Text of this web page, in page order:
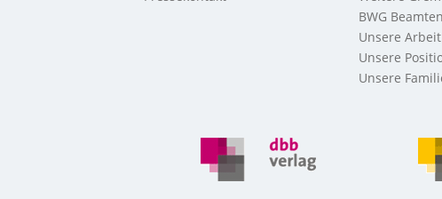
BWG
Unsere Arbeit
Unsere
Unsere